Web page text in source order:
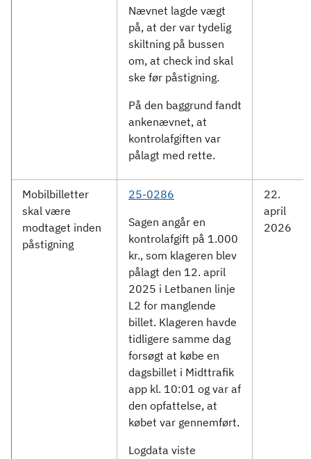
Nævnet lagde vægt
på, at der var tydelig
skiltning på bussen
om, at check ind skal
ske før påstigning.
På den baggrund fandt
ankenævnet, at
kontrolafgiften var
pålagt med rette.
Mobilbilletter
skal være
modtaget inden
påstigning
25-0286
Sagen angår en
kontrolafgift på 1.000
kr., som klageren blev
pålagt den 12. april
2025 i Letbanen linje
L2 for manglende
billet. Klageren havde
tidligere samme dag
forsøgt at købe en
dagsbillet i Midttrafik
app kl. 10:01 og var af
den opfattelse, at
købet var gennemført.
Logdata viste
22.
april
2026